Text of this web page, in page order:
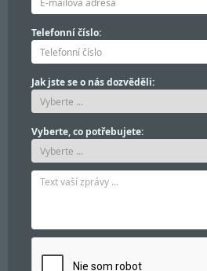
Telefonní číslo:
Jak jste se o nás dozvěděli:
Vyberte, co potřebujete: